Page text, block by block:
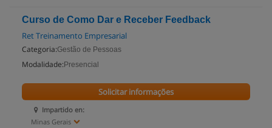
Curso de Como Dar e Receber Feedback
Ret Treinamento Empresarial
Categoria:Gestão de Pessoas
Modalidade: Presencial
Impartido en:
Minas Gerais
Solicitar informações